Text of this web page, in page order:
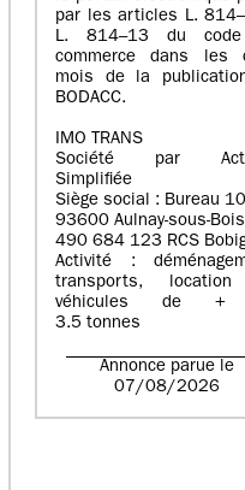
par les articles L.
L. 814–13 du
commerce dans les
mois de la
BODACC.
IMO TRANS
Société par
Simplifiée
Siège social : Bureau
93600 Aulnay-sous-Bois
490 684 123 RCS
Activité :
transports,
véhicules de +
3.5 tonnes
Annonce parue le
07/08/2026